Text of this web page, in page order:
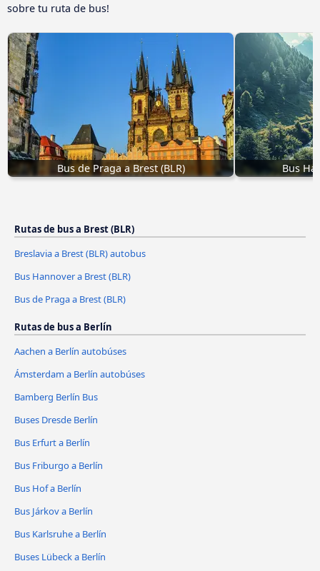
sobre tu ruta de bus!
Bus de Praga a Brest (BLR) Bus
Rutas de bus a Brest (BLR)
Breslavia a Brest (BLR) autobus
Bus Hannover a Brest (BLR)
Bus de Praga a Brest (BLR)
Rutas de bus a Berlín
Aachen a Berlín autobúses
Ámsterdam a Berlín autobúses
Bamberg Berlín Bus
Buses Dresde Berlín
Bus Erfurt a Berlín
Bus Friburgo a Berlín
Bus Hof a Berlín
Bus Járkov a Berlín
Bus Karlsruhe a Berlín
Buses Lübeck a Berlín